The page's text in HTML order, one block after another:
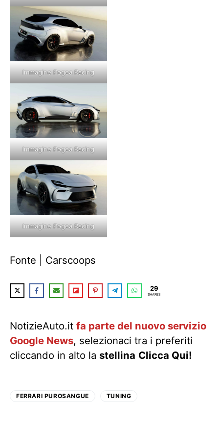
Immagine Pogea Racing
Immagine Pogea Racing
Immagine Pogea Racing
Fonte | Carscoops
29
SHARES
NotizieAuto.it fa parte del nuovo servizio
Google News, selezionaci tra i preferiti
cliccando in alto la stellina Clicca Qui!
FERRARI PUROSANGUE TUNING